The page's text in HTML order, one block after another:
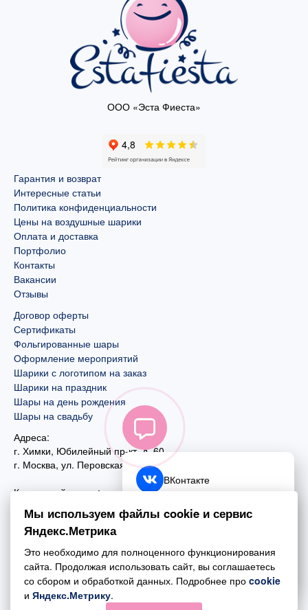
ООО «Эста Фиеста»
Гарантия и возврат
Интересные статьи
Политика конфиденциальности
Цены на воздушные шарики
Оплата и доставка
Портфолио
Контакты
Вакансии
Отзывы
Договор оферты
Сертификаты
Фольгированные шары
Оформление мероприятий
Шарики с логотипом на заказ
Шарики на праздник
Шары на день рождения
Шары на свадьбу
Адреса:
г. Химки, Юбилейный пр-кт, д. 60
г. Москва, ул. Перовская, д. 59
Контактный номер:
+7 (495) 970-44-75
Почта:
mail@esta-fiesta.ru
Режим работы интернет-магазина:
ПН-ВС с 09:00 до 21:00
ВКонтакте
Telegram
Обратный звонок
Мы используем файлы cookie и сервис
Яндекс.Метрика
Это необходимо для полноценного функционирования
сайта. Продолжая использовать сайт, вы соглашаетесь
со сбором и обработкой данных. Подробнее про cookie
и Яндекс.Метрику.